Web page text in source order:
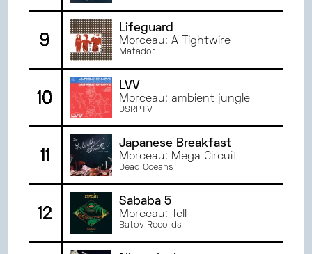
9
Lifeguard
Morceau: A Tightwire
Matador
10
LVV
Morceau: ambient jungle
DSRPTV
11
Japanese Breakfast
Morceau: Mega Circuit
Dead Oceans
12
Sababa 5
Morceau: Tell
Batov Records